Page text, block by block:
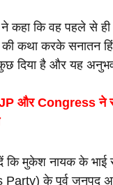
कहा कि वह पहले से
की कथा करके सनातन
दिया है और यह
और Congress ने
कि मुकेश नायक के भाई
के पूर्व जनपद